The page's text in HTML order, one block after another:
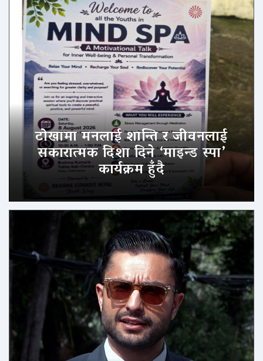
टोखामा मनलाई शान्ति र जीवनलाई
सकारात्मक दिशा दिने ‘माइन्ड स्पा’
कार्यक्रम हुँदै